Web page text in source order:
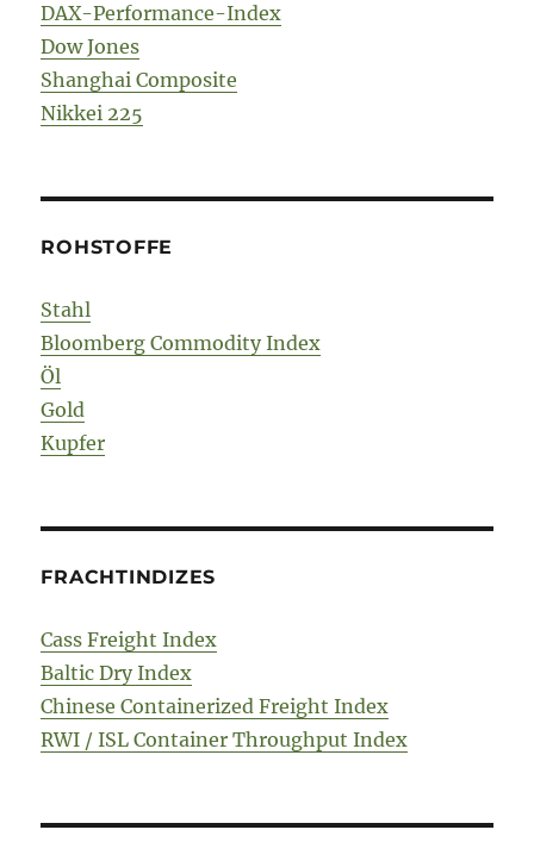
DAX-Performance-Index
Dow Jones
Shanghai Composite
Nikkei 225
ROHSTOFFE
Stahl
Bloomberg Commodity Index
Öl
Gold
Kupfer
FRACHTINDIZES
Cass Freight Index
Baltic Dry Index
Chinese Containerized Freight Index
RWI / ISL Container Throughput Index